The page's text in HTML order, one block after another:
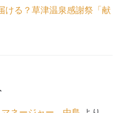
ける？草津温泉感謝祭「献